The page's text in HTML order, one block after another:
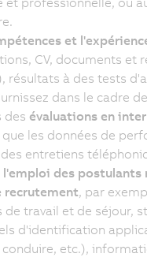
et
CV, documents et
résultats à des tests
dans le cadre
des évaluations en
les données de
entretiens
des
recrutement, par
travail et de séjour,
d'identification
etc.),